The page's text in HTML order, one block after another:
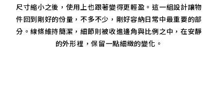
尺寸縮小之後，使用上也跟著變得更輕盈。這一組設計讓物
件回到剛好的份量，不多不少，剛好容納日常中最重要的部
分。線條維持簡潔，細節則被收進邊角與比例之中，在安靜
的外形裡，保留一點細緻的變化。